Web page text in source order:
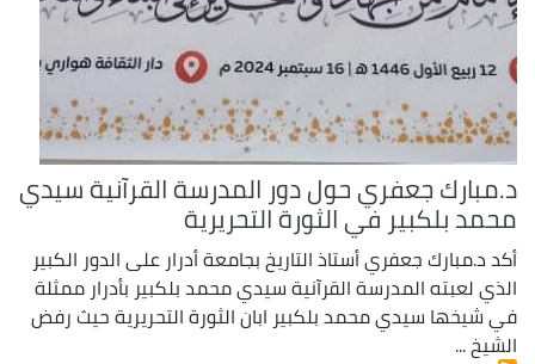
د.مبارك جعفري حول دور المدرسة القرآنية سيدي
محمد بلكبير في الثورة التحريرية
أكد د.مبارك جعفري أستاذ التاريخ بجامعة أدرار على الدور الكبير
الذي لعبته المدرسة القرآنية سيدي محمد بلكبير بأدرار ممثلة
في شيخها سيدي محمد بلكبير ابان الثورة التحريرية حيث رفض
الشيخ ...